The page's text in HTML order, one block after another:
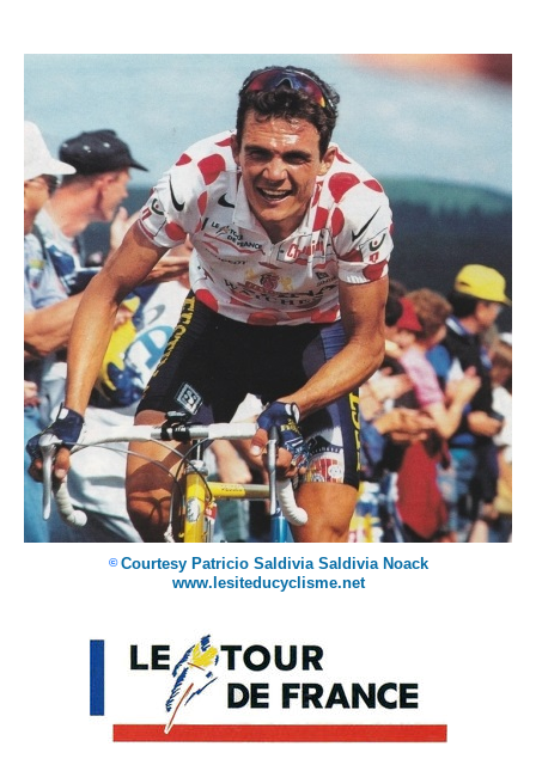
© Courtesy Patricio Saldivia Saldivia Noack
www.lesiteducyclisme.net